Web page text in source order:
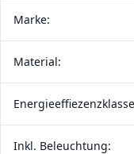
Marke:
Material:
Inkl. Beleuchtung: